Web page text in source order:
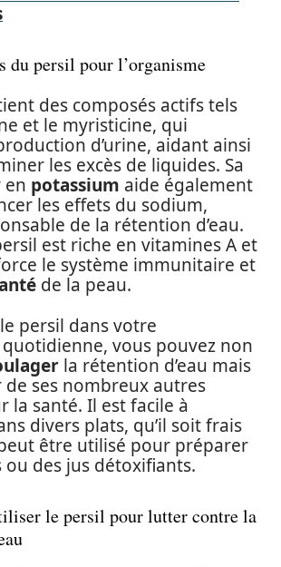
du persil pour l’organisme
des composés actifs tels
et le myristicine, qui
d’urine, aidant ainsi
les excès de liquides. Sa
en potassium aide également
les effets du sodium,
de la rétention d’eau.
est riche en vitamines A et
le système immunitaire et
de la peau.
persil dans votre
vous pouvez non
la rétention d’eau mais
ses nombreux autres
la santé. Il est facile à
divers plats, qu’il soit frais
être utilisé pour préparer
ou des jus détoxifiants.
le persil pour lutter contre la